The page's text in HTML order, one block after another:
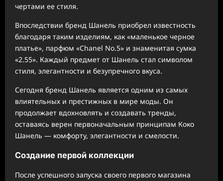
чертами ее стиля.
Впоследствии бренд Шанель приобрел известность
благодаря таким изделиям, как «маленькое черное
платье», парфюм «Chanel No.5» и знаменитая сумка
«2.55». Каждый предмет от Шанель стал символом
стиля, элегантности и безупречного вкуса.
Сегодня бренд Шанель является одним из самых
влиятельных и престижных в мире моды. Он
продолжает вдохновлять и создавать тренды,
оставаясь верен первоначальным принципам Коко
Шанель — комфорту, элегантности и смелости.
Создание первой коллекции
После успешного запуска своего первого магазина